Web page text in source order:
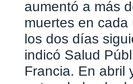
aumentó a más
muertes en cada
los dos días
indicó Salud
Francia. En abril